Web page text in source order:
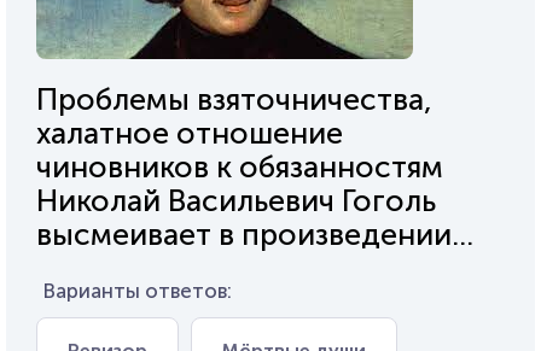
Проблемы взяточничества,
халатное отношение
чиновников к обязанностям
Николай Васильевич Гоголь
высмеивает в произведении...
Варианты ответов: